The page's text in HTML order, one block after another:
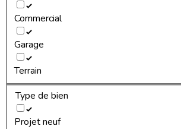
Commercial
Garage
Terrain
Type de bien
Projet neuf